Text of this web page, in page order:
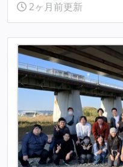
2ヶ月前更新